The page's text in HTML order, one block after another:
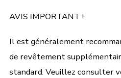
AVIS IMPORTANT !
Il est généralement
de revêtement
standard. Veuillez consulter